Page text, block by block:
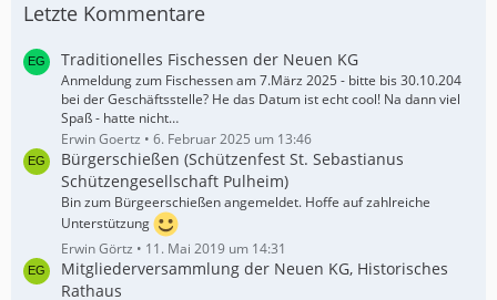
Letzte Kommentare
Traditionelles Fischessen der Neuen KG
Anmeldung zum Fischessen am 7.März 2025 - bitte bis 30.10.204
bei der Geschäftsstelle? He das Datum ist echt cool! Na dann viel
Spaß - hatte nicht…
Erwin Goertz
6. Februar 2025 um 13:46
Bürgerschießen (Schützenfest St. Sebastianus
Schützengesellschaft Pulheim)
Bin zum Bürgeerschießen angemeldet. Hoffe auf zahlreiche
Unterstützung
Erwin Görtz
11. Mai 2019 um 14:31
Mitgliederversammlung der Neuen KG, Historisches
Rathaus